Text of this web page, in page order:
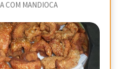
COM MANDIOCA